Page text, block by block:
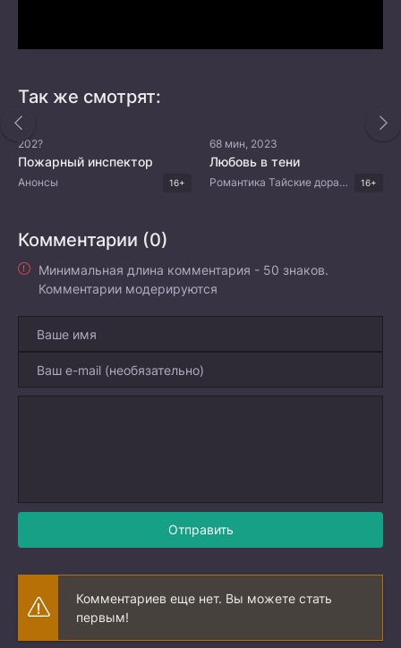
Так же смотрят:
202?
Пожарный инспектор
Анонсы 16+
68 мин, 2023
Любовь в тени
Романтика Тайские дорамы 16+
Комментарии (0)
Минимальная длина комментария - 50 знаков.
Комментарии модерируются
Отправить
Комментариев еще нет. Вы можете стать
первым!